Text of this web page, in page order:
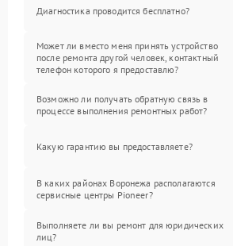
Диагностика проводится бесплатно?
Может ли вместо меня принять устройство
после ремонта другой человек, контактный
телефон которого я предоставлю?
Возможно ли получать обратную связь в
процессе выполнения ремонтных работ?
Какую гарантию вы предоставляете?
В каких районах Воронежа располагаются
сервисные центры Pioneer?
Выполняете ли вы ремонт для юридических
лиц?